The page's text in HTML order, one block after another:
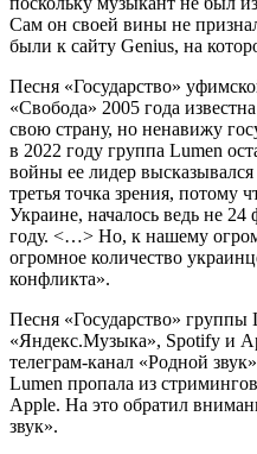
Сам он своей вины не
были к сайту Genius, на
Песня «Государство»
«Свобода» 2005 года
свою страну, но ненавижу
в 2022 году группа Lumen
войны ее лидер высказывался
третья точка зрения, потому
Украине, началось ведь не 24
году. <…> Но, к нашему
огромное количество
конфликта».
Песня «Государство» группы
«Яндекс.Музыка», Spotify и
телеграм-канал «Родной
Lumen пропала из
Apple. На это обратил
звук».